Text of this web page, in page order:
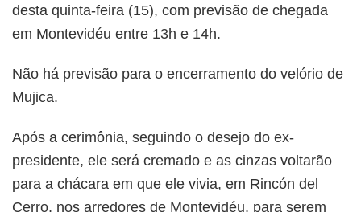
desta quinta-feira (15), com previsão de chegada
em Montevidéu entre 13h e 14h.
Não há previsão para o encerramento do velório de
Mujica.
Após a cerimônia, seguindo o desejo do ex-
presidente, ele será cremado e as cinzas voltarão
para a chácara em que ele vivia, em Rincón del
Cerro, nos arredores de Montevidéu, para serem